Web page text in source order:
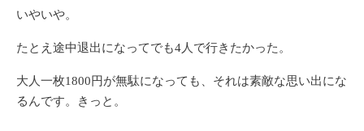
いやいや。
たとえ途中退出になってでも4人で行きたかった。
大人一枚1800円が無駄になっても、それは素敵な思い出にな
るんです。きっと。